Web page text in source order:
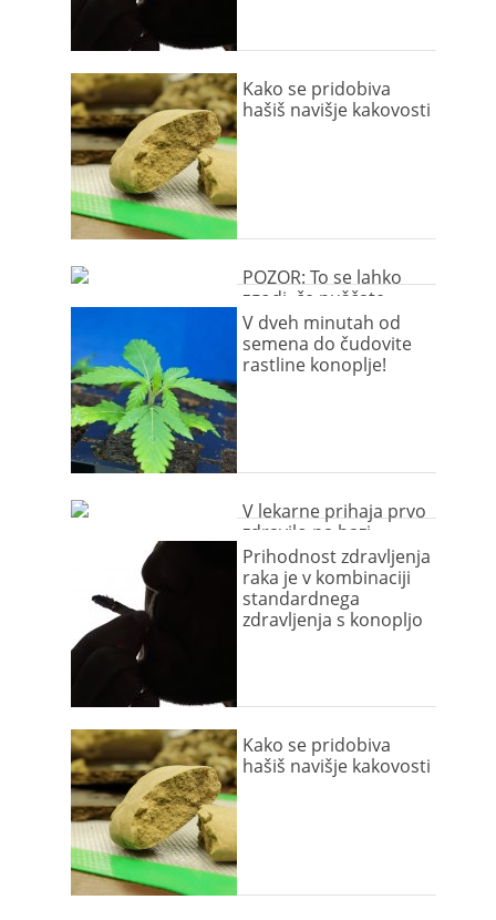
Kako se pridobiva
hašiš navišje kakovosti
POZOR: To se lahko
zgodi, če puščate
marihuano na dosegu
psa
V dveh minutah od
semena do čudovite
rastline konoplje!
V lekarne prihaja prvo
zdravilo na bazi
konoplje!
Prihodnost zdravljenja
raka je v kombinaciji
standardnega
zdravljenja s konopljo
Kako se pridobiva
hašiš navišje kakovosti